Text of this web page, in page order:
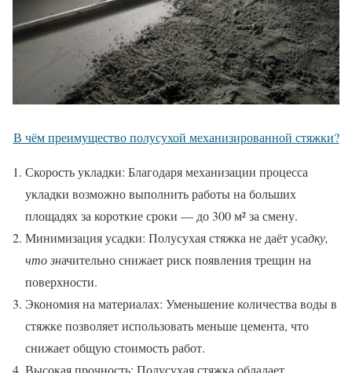
В чём преимущество полусухой механизированной стяжки?
Скорость укладки: Благодаря механизации процесса
укладки возможно выполнить работы на больших
площадях за короткие сроки — до 300 м² за смену.
Минимизация усадки: Полусухая стяжка не даёт усадку,
что значительно снижает риск появления трещин на
поверхности.
Экономия на материалах: Уменьшение количества воды в
стяжке позволяет использовать меньше цемента, что
снижает общую стоимость работ.